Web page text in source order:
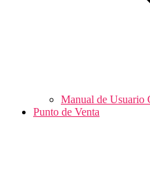
Manual de Usuario
Punto de Venta